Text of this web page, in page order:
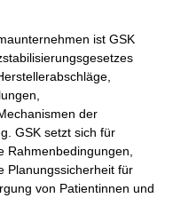
ist GSK
der
GSK setzt sich für
Rahmenbedingungen,
Planungssicherheit für
von Patientinnen und